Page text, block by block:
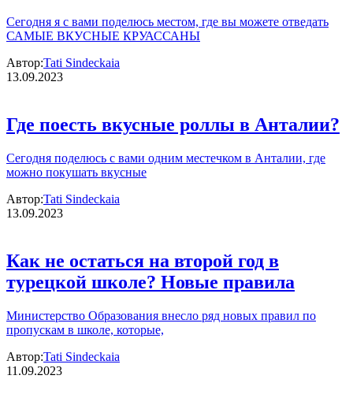
Сегодня я с вами поделюсь местом, где вы можете отведать
САМЫЕ ВКУСНЫЕ КРУАССАНЫ
Автор:Tati Sindeckaia
13.09.2023
Где поесть вкусные роллы в Анталии?
Сегодня поделюсь с вами одним местечком в Анталии, где
можно покушать вкусные
Автор:Tati Sindeckaia
13.09.2023
Как не остаться на второй год в
турецкой школе? Новые правила
Министерство Образования внесло ряд новых правил по
пропускам в школе, которые,
Автор:Tati Sindeckaia
11.09.2023